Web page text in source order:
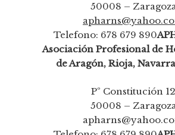
50008 –
Telefono: 678 679 890
Asociación Profesional de
de Aragón, Rioja,
Pº Constitución 12
50008 –